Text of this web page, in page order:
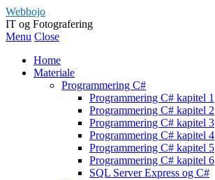
Webbojo
IT og Fotografering
Menu Close
Home
Materiale
Programmering C#
Programmering C# kapitel 1
Programmering C# kapitel 2
Programmering C# kapitel 3
Programmering C# kapitel 4
Programmering C# kapitel 5
Programmering C# kapitel 6
SQL Server Express og C#